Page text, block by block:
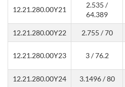
12.21.280.00Y21
2.535 /
64.389
12.21.280.00Y22 2.755 / 70
12.21.280.00Y23 3 / 76.2
12.21.280.00Y24 3.1496 / 80